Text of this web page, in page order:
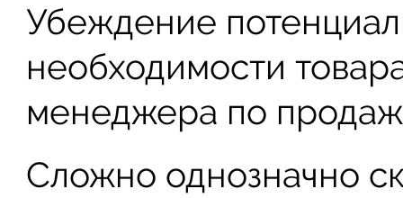
Убеждение
необходимости
менеджера по
Сложно однозначно